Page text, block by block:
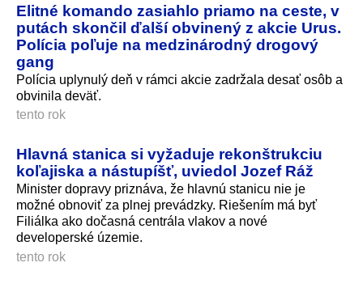
Elitné komando zasiahlo priamo na ceste, v
putách skončil ďalší obvinený z akcie Urus.
Polícia poľuje na medzinárodný drogový
gang
Polícia uplynulý deň v rámci akcie zadržala desať osôb a
obvinila deväť.
tento rok
Hlavná stanica si vyžaduje rekonštrukciu
koľajiska a nástupíšť, uviedol Jozef Ráž
Minister dopravy priznáva, že hlavnú stanicu nie je
možné obnoviť za plnej prevádzky. Riešením má byť
Filiálka ako dočasná centrála vlakov a nové
developerské územie.
tento rok